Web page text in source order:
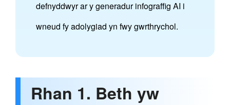
defnyddwyr ar y generadur infograffig AI i
wneud fy adolygiad yn fwy gwrthrychol.
Rhan 1. Beth yw